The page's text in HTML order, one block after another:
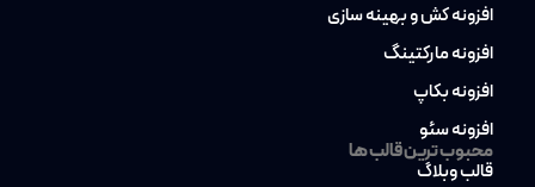
افزونه کش و بهینه سازی
افزونه مارکتینگ
افزونه بکاپ
افزونه سئو
محبوب ترین قالب ها
قالب وبلاگ